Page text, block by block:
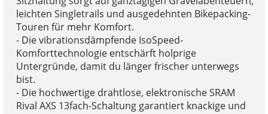
leichten Singletrails und ausgedehnten Bikepacking-
Touren für mehr Komfort.
- Die vibrationsdämpfende IsoSpeed-
Komforttechnologie entschärft holprige
Untergründe, damit du länger frischer unterwegs
bist.
- Die hochwertige drahtlose, elektronische SRAM
Rival AXS 13fach-Schaltung garantiert knackige und